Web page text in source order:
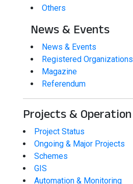
Others
News & Events
News & Events
Registered Organizations
Magazine
Referendum
Projects & Operation
Project Status
Ongoing & Major Projects
Schemes
GIS
Automation & Monitoring